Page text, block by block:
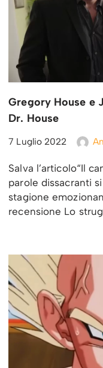
Gregory House e
Dr. House
7 Luglio 2022
Salva l’articolo“Il
parole dissacranti
stagione
recensione Lo